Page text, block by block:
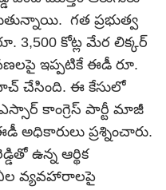
గత ప్రభుత్వ
3,500 కోట్ల మేర లిక్కర్
ఇప్పటికే ఈడీ రూ.
చేసింది. ఈ కేసులో
కాంగ్రెస్ పార్టీ మాజీ
ప్రశ్నించారు.
ఉన్న ఆర్థిక
వ్యవహారాలపై